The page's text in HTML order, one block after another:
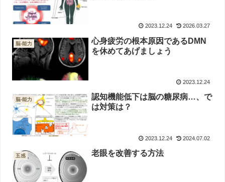
2023.12.24 2026.03.27
脳-能力
心身疲労の根本原因であるDMN
を休めてあげましょう
2023.12.24
脳-能力
認知機能低下は脳の糖尿病…、で
は対策は？
2023.12.24 2024.07.02
五感 老眼を改善する方法